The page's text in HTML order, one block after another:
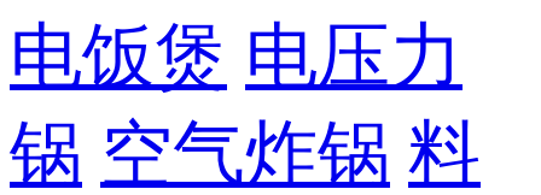
电饭煲 电压力
锅 空气炸锅 料